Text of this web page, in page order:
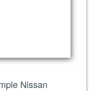
Nissan